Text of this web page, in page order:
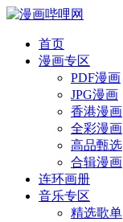
首页
漫画专区
PDF漫画
JPG漫画
香港漫画
全彩漫画
高品甄选
合辑漫画
连环画册
音乐专区
精选歌单